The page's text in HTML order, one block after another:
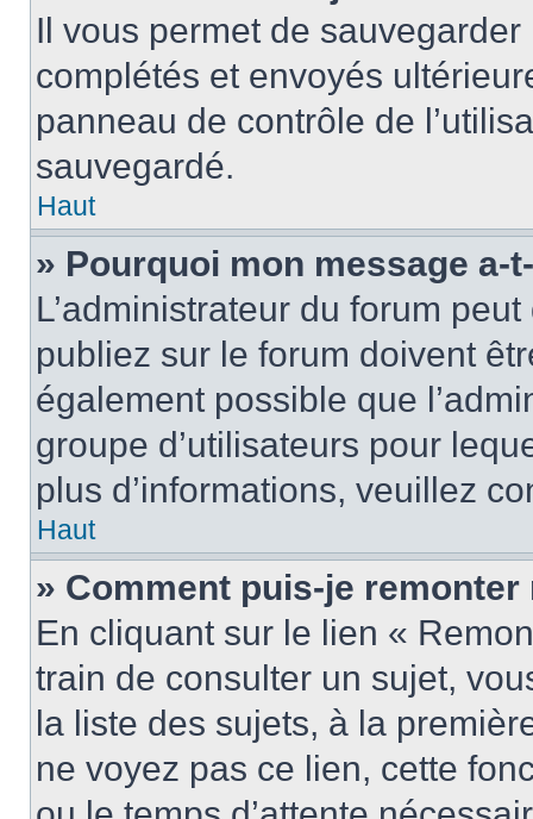
Il vous permet de
complétés et envoyés
panneau de contrôle de
sauvegardé.
Haut
» Pourquoi mon message a-
L’administrateur du forum
publiez sur le forum doivent
également possible que
groupe d’utilisateurs pour
plus d’informations, veuillez
Haut
» Comment puis-je
En cliquant sur le lien «
train de consulter un sujet,
la liste des sujets, à la
ne voyez pas ce lien, cette